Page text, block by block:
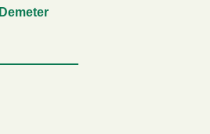
Demeter